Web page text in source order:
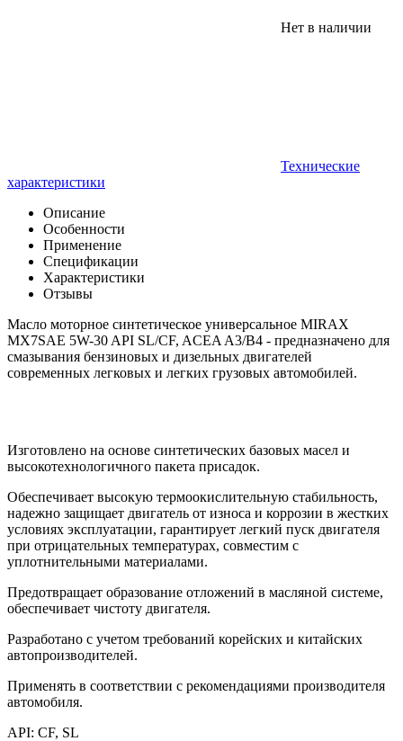
Нет в наличии
Технические
характеристики
Описание
Особенности
Применение
Спецификации
Характеристики
Отзывы
Масло моторное синтетическое универсальное MIRAX
MX7SAE 5W-30 API SL/CF, ACEA A3/B4 - предназначено для
смазывания бензиновых и дизельных двигателей
современных легковых и легких грузовых автомобилей.
Изготовлено на основе синтетических базовых масел и
высокотехнологичного пакета присадок.
Обеспечивает высокую термоокислительную стабильность,
надежно защищает двигатель от износа и коррозии в жестких
условиях эксплуатации, гарантирует легкий пуск двигателя
при отрицательных температурах, совместим с
уплотнительными материалами.
Предотвращает образование отложений в масляной системе,
обеспечивает чистоту двигателя.
Разработано с учетом требований корейских и китайских
автопроизводителей.
Применять в соответствии с рекомендациями производителя
автомобиля.
API: CF, SL